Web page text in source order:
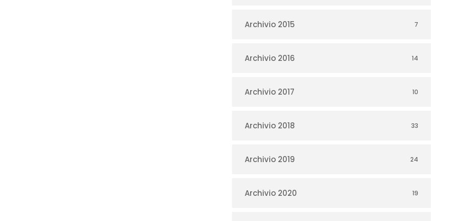
Archivio 2015 7
Archivio 2016 14
Archivio 2017 10
Archivio 2018 33
Archivio 2019 24
Archivio 2020 19